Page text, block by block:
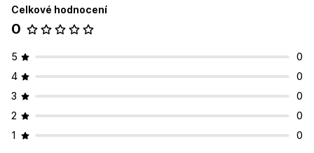
Celkové hodnocení
0
5
0
4
0
3
0
2
0
1
0